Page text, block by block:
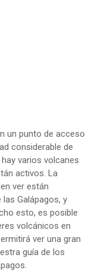
un punto de acceso
considerable de
varios volcanes
activos. La
ver están
Galápagos, y
esto, es posible
volcánicos en
ver una gran
guía de los